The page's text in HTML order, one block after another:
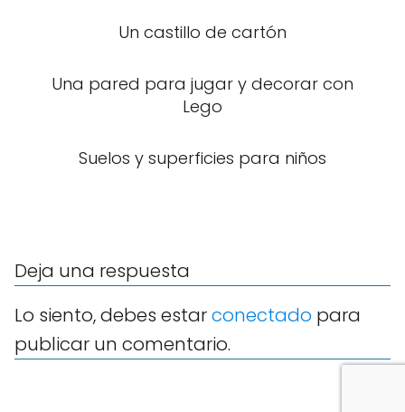
Un castillo de cartón
Una pared para jugar y decorar con
Lego
Suelos y superficies para niños
Deja una respuesta
Lo siento, debes estarconectado para
publicar un comentario.